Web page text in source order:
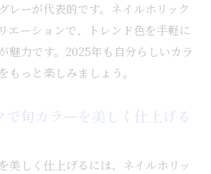
レーが代表的です。ネイルホリック
エーションで、トレンド色を手軽に
魅力です。2025年も自分らしいカラ
もっと楽しみましょう。
で旬カラーを美しく仕上げる
美しく仕上げるには、ネイルホリッ